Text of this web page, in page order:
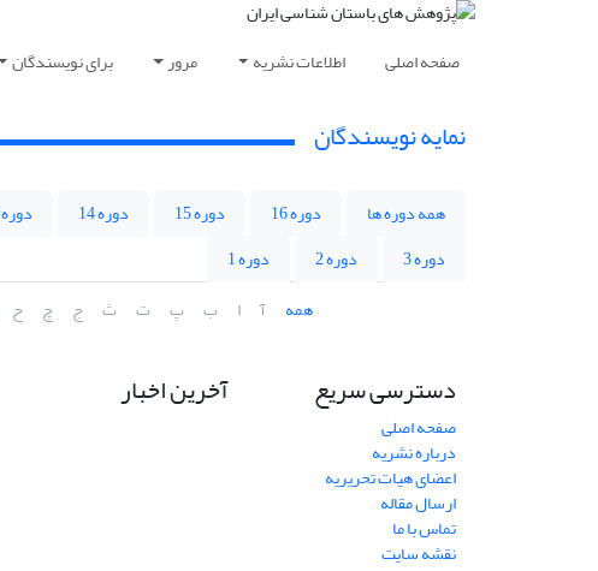
صفحه اصلی اطلاعات نشریه مرور برای نویسندگان
نمایه نویسندگان
همه دوره ها دوره 16 دوره 15 دوره 14 دوره 13
دوره 3
دوره 2
دوره 1
همه
آ ا ب پ ت ث ج چ ح
دسترسی سریع
صفحه اصلی
درباره نشریه
اعضای هیات تحریریه
ارسال مقاله
تماس با ما
نقشه سایت
آخرین اخبار